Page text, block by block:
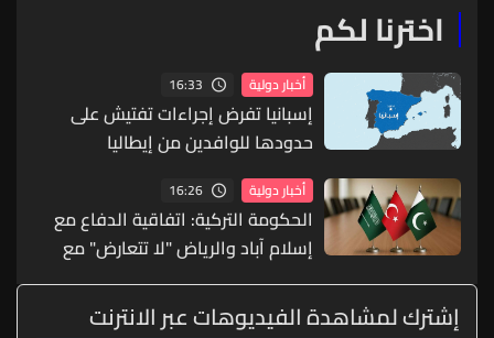
اخترنا لكم
أخبار دولية 16:33
إسبانيا تفرض إجراءات تفتيش على
حدودها للوافدين من إيطاليا
أخبار دولية 16:26
الحكومة التركية: اتفاقية الدفاع مع
إسلام آباد والرياض "لا تتعارض" مع
التزامات الناتو
إشترك لمشاهدة الفيديوهات عبر الانترنت